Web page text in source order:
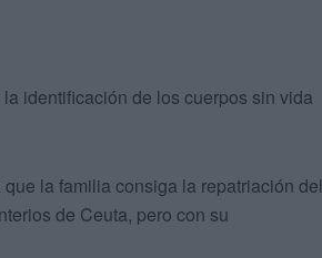
identificación de los cuerpos sin vida
la familia consiga la repatriación del
de Ceuta, pero con su